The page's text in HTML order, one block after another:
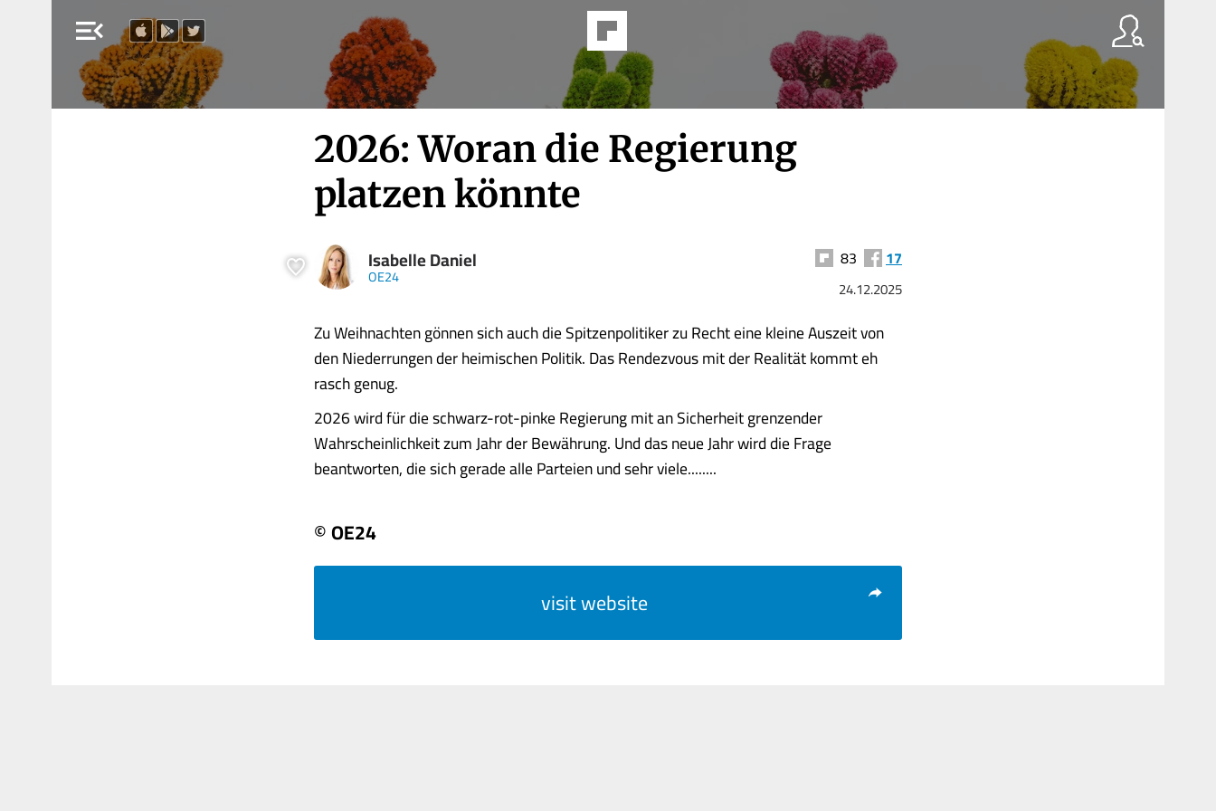
menu_open
2026: Woran die Regierung
platzen könnte
Isabelle Daniel
OE24
83 17
24.12.2025
Zu Weihnachten gönnen sich auch die Spitzenpolitiker zu Recht eine kleine Auszeit von
den Niederrungen der heimischen Politik. Das Rendezvous mit der Realität kommt eh
rasch genug.
2026 wird für die schwarz-rot-pinke Regierung mit an Sicherheit grenzender
Wahrscheinlichkeit zum Jahr der Bewährung. Und das neue Jahr wird die Frage
beantworten, die sich gerade alle Parteien und sehr viele........
© OE24
visit website